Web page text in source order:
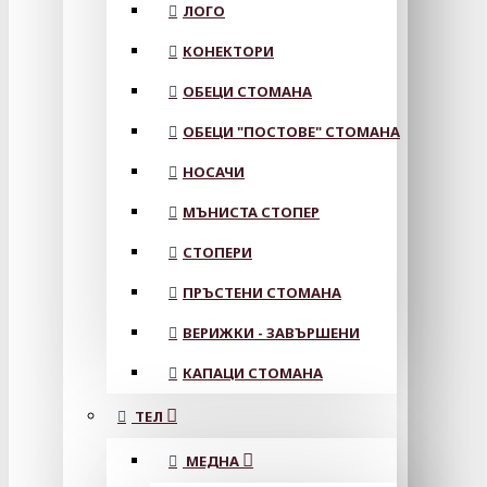
ЛОГО
КОНЕКТОРИ
ОБЕЦИ СТОМАНА
ОБЕЦИ "ПОСТОВЕ" СТОМАНА
НОСАЧИ
МЪНИСТА СТОПЕР
СТОПЕРИ
ПРЪСТЕНИ СТОМАНА
ВЕРИЖКИ - ЗАВЪРШЕНИ
КАПАЦИ СТОМАНА
ТЕЛ
МЕДНА